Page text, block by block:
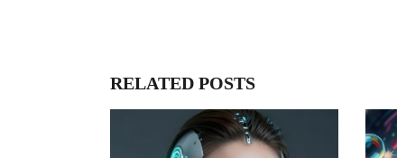
RELATED POSTS